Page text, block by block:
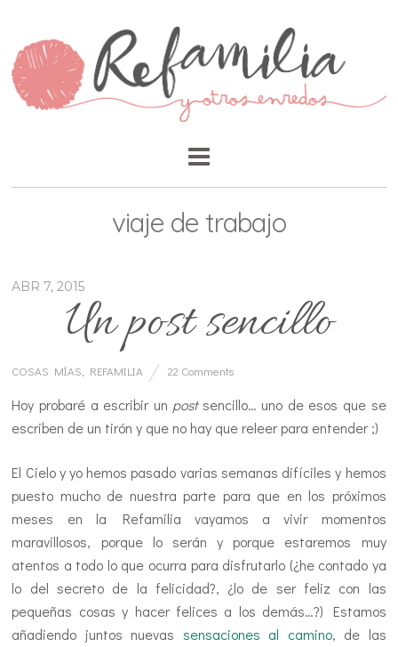
viaje de trabajo
ABR 7, 2015
Un post sencillo
COSAS MÍAS REFAMILIA 22 Comments
Hoy probaré a escribir un postsencillo… uno de esos que se
escriben de un tirón y que no hay que releer para entender ;)
El Cielo y yo hemos pasado varias semanas difíciles y hemos
puesto mucho de nuestra parte para que en los próximos
meses en la Refamilia vayamos a vivir momentos
maravillosos, porque lo serán y porque estaremos muy
atentos a todo lo que ocurra para disfrutarlo (¿he contado ya
lo del secreto de la felicidad?, ¿lo de ser feliz con las
pequeñas cosas y hacer felices a los demás…?) Estamos
añadiendo juntos nuevas sensaciones al camino, de las